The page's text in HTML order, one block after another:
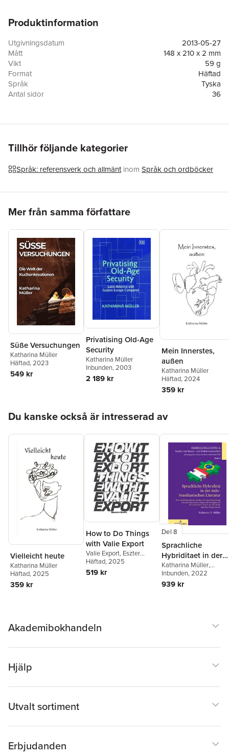
Produktinformation
Utgivningsdatum
2013-05-27
Mått
148 x 210 x 2 mm
Vikt
59 g
Format
Häftad
Språk
Tyska
Antal sidor
36
ISBN
9783656424215
Tillhör följande kategorier
Språk: referensverk och allmänt inom Språk och ordböcker
Mer från samma författare
Süße Versuchungen
Katharina Müller
Häftad, 2023
549 kr
Privatising Old-Age
Security
Katharina Müller
Inbunden, 2003
2 189 kr
Mein Innerstes,
außen
Katharina Müller
Häftad, 2024
359 kr
Du kanske också är intresserad av
Vielleicht heute
Katharina Müller
Häftad, 2025
359 kr
How to Do Things
with Valie Export
Valie Export, Eszter
Kondor,Michael
Loebenstein
Müller
Häftad, 2025
519 kr
Del 8
Sprachliche
Hybriditaet in der
italo-
Literatur
Katharina Müller,
Joachim Born
Inbunden, 2022
939 kr
Akademibokhandeln
Hjälp
Utvalt sortiment
Erbjudanden